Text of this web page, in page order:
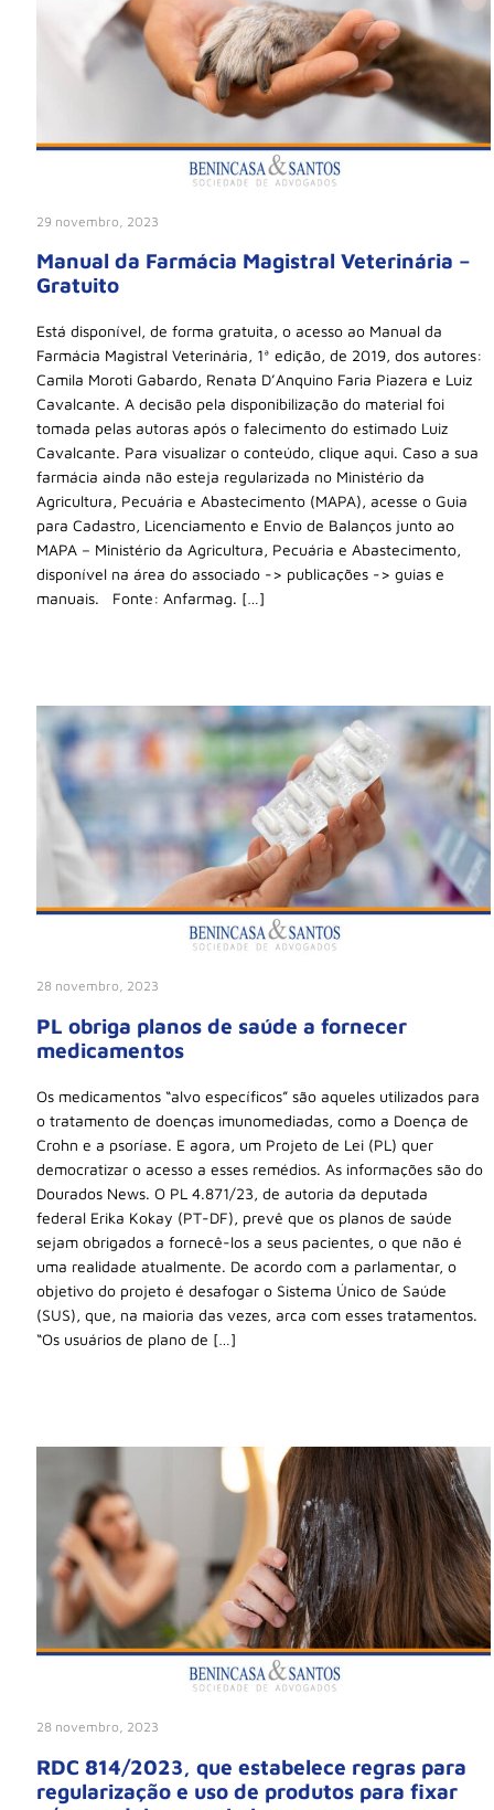
29 novembro, 2023
Manual da Farmácia Magistral Veterinária –
Gratuito
Está disponível, de forma gratuita, o acesso ao Manual da
Farmácia Magistral Veterinária, 1ª edição, de 2019, dos autores:
Camila Moroti Gabardo, Renata D’Anquino Faria Piazera e Luiz
Cavalcante. A decisão pela disponibilização do material foi
tomada pelas autoras após o falecimento do estimado Luiz
Cavalcante. Para visualizar o conteúdo, clique aqui. Caso a sua
farmácia ainda não esteja regularizada no Ministério da
Agricultura, Pecuária e Abastecimento (MAPA), acesse o Guia
para Cadastro, Licenciamento e Envio de Balanços junto ao
MAPA – Ministério da Agricultura, Pecuária e Abastecimento,
disponível na área do associado -> publicações -> guias e
manuais. Fonte: Anfarmag. […]
28 novembro, 2023
PL obriga planos de saúde a fornecer
medicamentos
Os medicamentos “alvo específicos” são aqueles utilizados para
o tratamento de doenças imunomediadas, como a Doença de
Crohn e a psoríase. E agora, um Projeto de Lei (PL) quer
democratizar o acesso a esses remédios. As informações são do
Dourados News. O PL 4.871/23, de autoria da deputada
federal Erika Kokay (PT-DF), prevê que os planos de saúde
sejam obrigados a fornecê-los a seus pacientes, o que não é
uma realidade atualmente. De acordo com a parlamentar, o
objetivo do projeto é desafogar o Sistema Único de Saúde
(SUS), que, na maioria das vezes, arca com esses tratamentos.
“Os usuários de plano de […]
28 novembro, 2023
RDC 814/2023, que estabelece regras para
regularização e uso de produtos para fixar